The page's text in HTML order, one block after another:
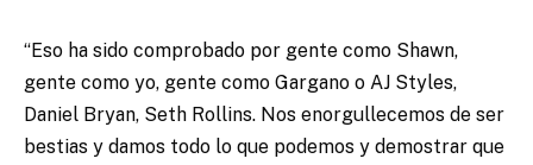
“Eso ha sido comprobado por gente como Shawn,
gente como yo, gente como Gargano o AJ Styles,
Daniel Bryan, Seth Rollins. Nos enorgullecemos de ser
bestias y damos todo lo que podemos y demostrar que